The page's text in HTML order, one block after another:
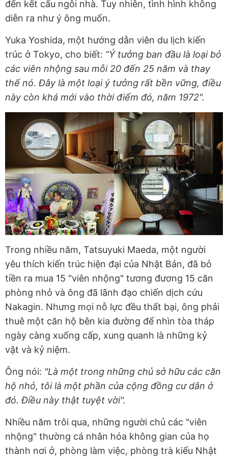
đến kết cấu ngôi nhà. Tuy nhiên, tình hình không
diễn ra như ý ông muốn.
Yuka Yoshida, một hướng dẫn viên du lịch kiến
trúc ở Tokyo, cho biết: “Ý tưởng ban đầu là loại bỏ
các viên nhộng sau mỗi 20 đến 25 năm và thay
thế nó. Đây là một loại ý tưởng rất bền vững, điều
này còn khá mới vào thời điểm đó, năm 1972".
Trong nhiều năm, Tatsuyuki Maeda, một người
yêu thích kiến trúc hiện đại của Nhật Bản, đã bỏ
tiền ra mua 15 "viên nhộng" tương đương 15 căn
phòng nhỏ và ông đã lãnh đạo chiến dịch cứu
Nakagin. Nhưng mọi nỗ lực đều thất bại, ông phải
thuê một căn hộ bên kia đường để nhìn tòa tháp
ngày càng xuống cấp, xung quanh là những kỷ
vật và kỷ niệm.
Ông nói: "Là một trong những chủ sở hữu các căn
hộ nhỏ, tôi là một phần của cộng đồng cư dân ở
đó. Điều này thật tuyệt vời".
Nhiều năm trôi qua, những người chủ các "viên
nhộng" thường cá nhân hóa không gian của họ
thành nơi ở, phòng làm việc, phòng trà kiểu Nhật